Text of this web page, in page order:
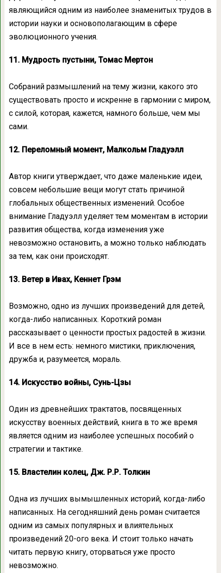
являющийся одним из наиболее знаменитых трудов в
истории науки и основополагающим в сфере
эволюционного учения.
11. Мудрость пустыни, Томас Мертон
Собраний размышлений на тему жизни, какого это
существовать просто и искренне в гармонии с миром,
с силой, которая, кажется, намного больше, чем мы
сами.
12. Переломный момент, Малкольм Гладуэлл
Автор книги утверждает, что даже маленькие идеи,
совсем небольшие вещи могут стать причиной
глобальных общественных изменений. Особое
внимание Гладуэлл уделяет тем моментам в истории
развития общества, когда изменения уже
невозможно остановить, а можно только наблюдать
за тем, как они происходят.
13. Ветер в Ивах, Кеннет Грэм
Возможно, одно из лучших произведений для детей,
когда-либо написанных. Короткий роман
рассказывает о ценности простых радостей в жизни.
И все в нем есть: немного мистики, приключения,
дружба и, разумеется, мораль.
14. Искусство войны, Сунь-Цзы
Один из древнейших трактатов, посвященных
искусству военных действий, книга в то же время
является одним из наиболее успешных пособий о
стратегии и тактике.
15. Властелин колец, Дж. Р.Р. Толкин
Одна из лучших вымышленных историй, когда-либо
написанных. На сегодняшний день роман считается
одним из самых популярных и влиятельных
произведений 20-ого века. И стоит только начать
читать первую книгу, оторваться уже просто
невозможно.